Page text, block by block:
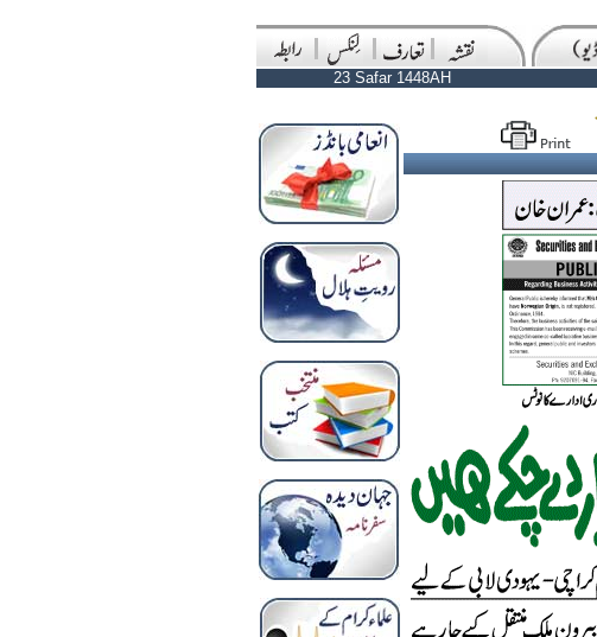
23 Safar 1448AH